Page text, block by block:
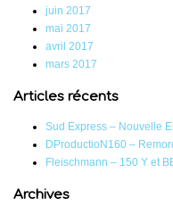
juin 2017
mai 2017
avril 2017
mars 2017
Articles récents
Sud Express – Nouvelle
DProductioN160 –
Fleischmann – 150 Y et
Archives